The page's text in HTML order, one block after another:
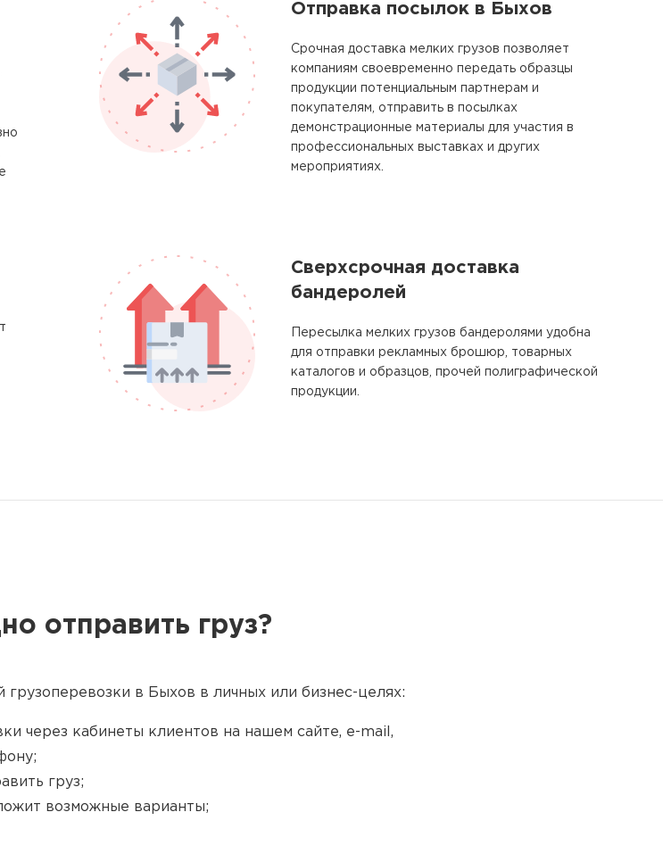
Отправка посылок в Быхов
Срочная доставка мелких грузов позволяет
компаниям своевременно передать образцы
продукции потенциальным партнерам и
покупателям, отправить в посылках
демонстрационные материалы для участия в
профессиональных выставках и других
мероприятиях.
Сверхсрочная доставка
бандеролей
Пересылка мелких грузов бандеролями удобна
для отправки рекламных брошюр, товарных
каталогов и образцов, прочей полиграфической
продукции.
отправить груз?
грузоперевозки в Быхов в личных или бизнес-целях:
через кабинеты клиентов на нашем сайте, e-mail,
груз;
возможные варианты;